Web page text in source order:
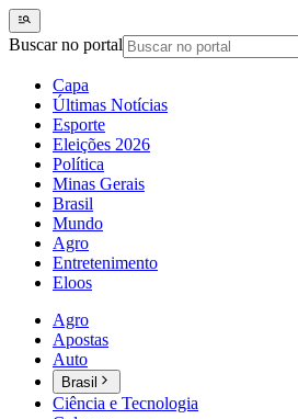
Buscar no portal
Capa
Últimas Notícias
Esporte
Eleições 2026
Política
Minas Gerais
Brasil
Mundo
Agro
Entretenimento
Eloos
Agro
Apostas
Auto
Brasil
Ciência e Tecnologia